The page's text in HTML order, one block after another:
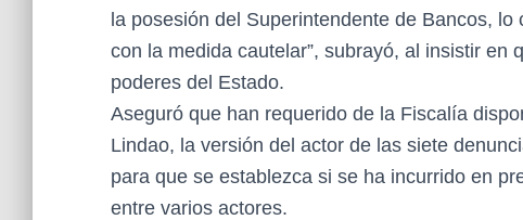
la posesión del Superintendente de Bancos,
con la medida cautelar”, subrayó, al insistir
poderes del Estado.
Aseguró que han requerido de la Fiscalía
Lindao, la versión del actor de las siete
para que se establezca si se ha incurrido en
entre varios actores.